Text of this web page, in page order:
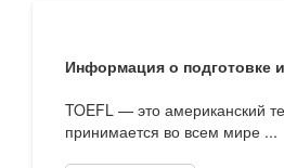
Информация о подготовке
TOEFL — это американский
принимается во всем мире ...